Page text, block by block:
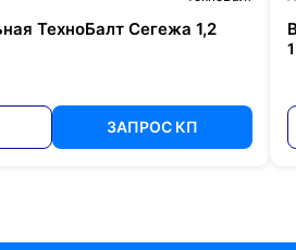
ТехноБалт Сегежа 1,2
ЗАПРОС КП